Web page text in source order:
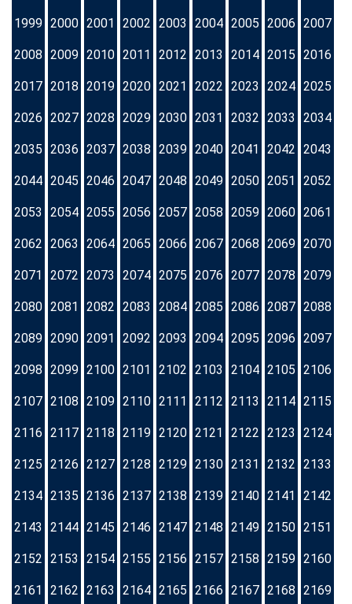
1999 2000 2001 2002 2003 2004 2005 2006 2007
2008 2009 2010 2011 2012 2013 2014 2015 2016
2017 2018 2019 2020 2021 2022 2023 2024 2025
2026 2027 2028 2029 2030 2031 2032 2033 2034
2035 2036 2037 2038 2039 2040 2041 2042 2043
2044 2045 2046 2047 2048 2049 2050 2051 2052
2053 2054 2055 2056 2057 2058 2059 2060 2061
2062 2063 2064 2065 2066 2067 2068 2069 2070
2071 2072 2073 2074 2075 2076 2077 2078 2079
2080 2081 2082 2083 2084 2085 2086 2087 2088
2089 2090 2091 2092 2093 2094 2095 2096 2097
2098 2099 2100 2101 2102 2103 2104 2105 2106
2107 2108 2109 2110 2111 2112 2113 2114 2115
2116 2117 2118 2119 2120 2121 2122 2123 2124
2125 2126 2127 2128 2129 2130 2131 2132 2133
2134 2135 2136 2137 2138 2139 2140 2141 2142
2143 2144 2145 2146 2147 2148 2149 2150 2151
2152 2153 2154 2155 2156 2157 2158 2159 2160
2161 2162 2163 2164 2165 2166 2167 2168 2169